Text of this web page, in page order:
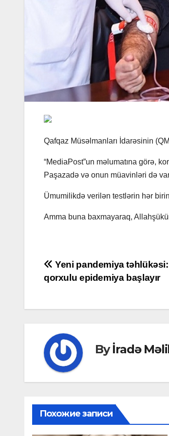
Qafqaz Müsəlmanları İdarəsinin
“MediaPost”un məlumatına görə,
Paşazadə və onun müavinləri də
Ümumilikdə verilən testlərin hər
Amma buna baxmayaraq,
Post
navigation
Yeni pandemiya
qorxulu epidemiya başlayır
Byİradə
Похожие записи